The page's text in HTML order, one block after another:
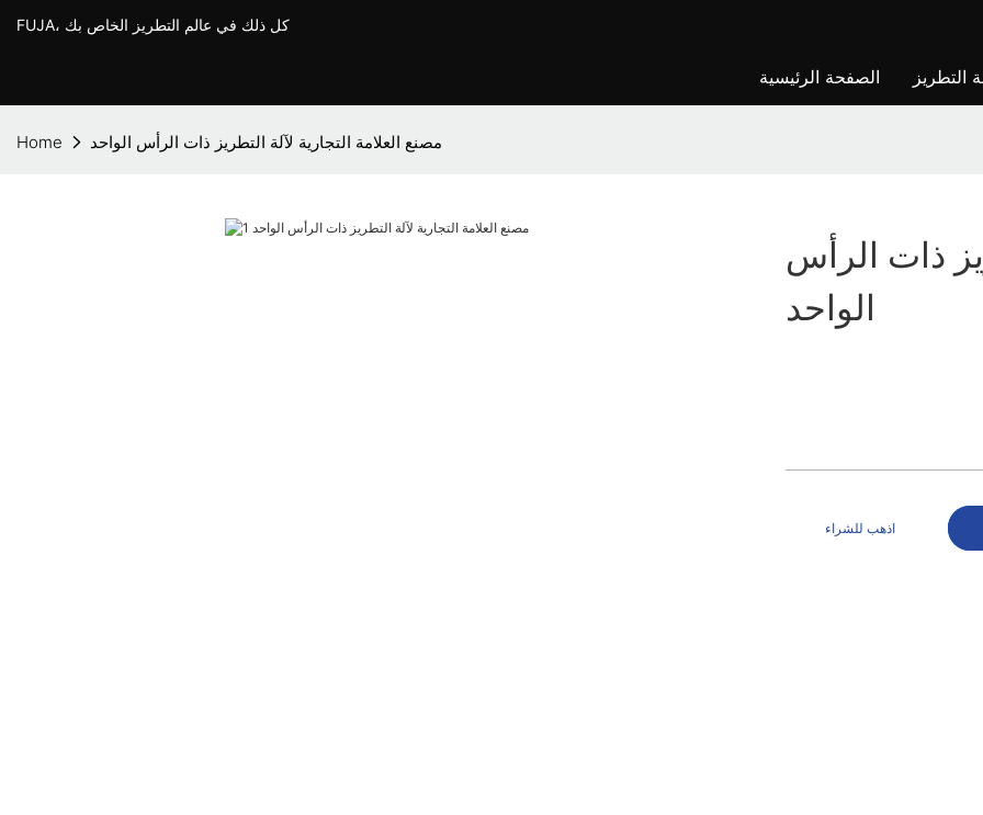
FUJA، كل ذلك في عالم التطريز الخاص بك
الصفحة الرئيسية التطريز
Home مصنع العلامة التجارية لآلة التطريز ذات الرأس الواحد
ذات الرأس
الواحد
اذهب للشراء